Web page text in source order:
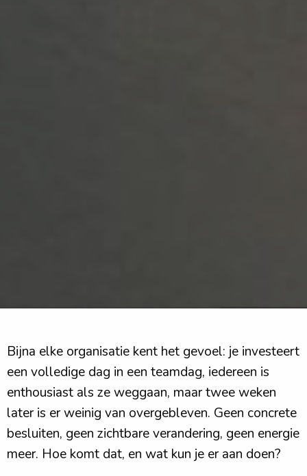
Bijna elke organisatie kent het gevoel: je investeert
een volledige dag in een teamdag, iedereen is
enthousiast als ze weggaan, maar twee weken
later is er weinig van overgebleven. Geen concrete
besluiten, geen zichtbare verandering, geen energie
meer. Hoe komt dat, en wat kun je er aan doen?